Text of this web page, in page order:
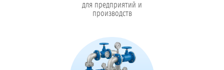
для предприятий и
производств